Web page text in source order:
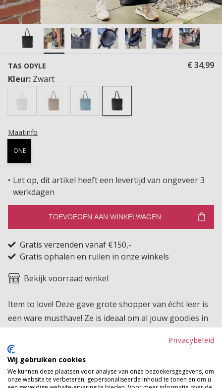
TAS ODYLE
€ 34,99
Kleur: Zwart
Maatinfo
ONE
Let op, dit artikel heeft een levertijd van ongeveer 3
werkdagen
TOEVOEGEN AAN WINKELWAGEN
Gratis verzenden vanaf €150,-
Gratis ophalen en ruilen in onze winkels
Bekijk voorraad winkel
Item to love! Deze gave grote shopper van écht leer is
een ware musthave! Ze is ideaal om al jouw goodies in
binnenzijde zit nog een kleiner tasje met rits.
Product kenmerken
Privacybeleid
Wij gebruiken cookies
We kunnen deze plaatsen voor analyse van onze bezoekersgegevens, om
onze website te verbeteren, gepersonaliseerde inhoud te tonen en om u